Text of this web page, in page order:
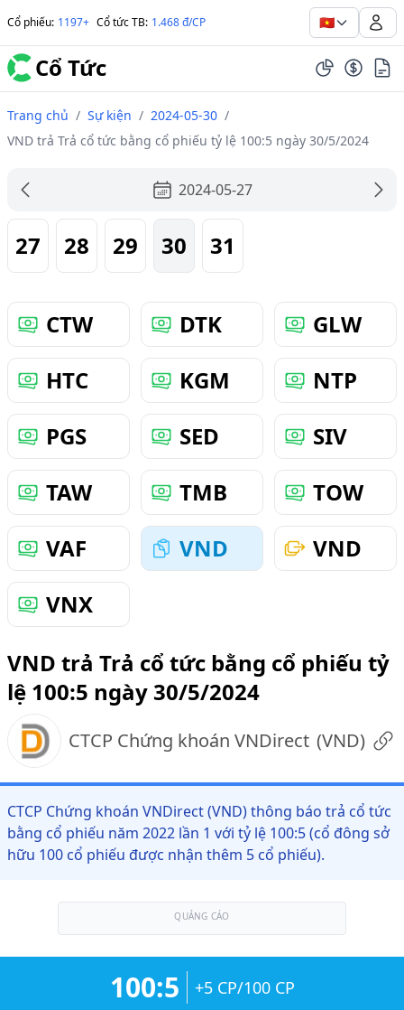
Cổ phiếu: 1197+ Cổ tức TB: 1.468 đ/CP 🇻🇳
Cổ Tức
Trang chủ / Sự kiện / 2024-05-30 /
VND trả Trả cổ tức bằng cổ phiếu tỷ lệ 100:5 ngày 30/5/2024
2024-05-27
27 28 29 30 31
CTW DTK
GLW
HTC
KGM
NTP
PGS
SED
SIV
TAW
TMB
TOW
VAF
VND
VND
VNX
VND trả Trả cổ tức bằng cổ phiếu tỷ
lệ 100:5 ngày 30/5/2024
CTCP Chứng khoán VNDirect (VND)
CTCP Chứng khoán VNDirect (VND) thông báo trả cổ tức
bằng cổ phiếu năm 2022 lần 1 với tỷ lệ 100:5 (cổ đông sở
hữu 100 cổ phiếu được nhận thêm 5 cổ phiếu).
QUẢNG CÁO
100:5 +5 CP/100 CP